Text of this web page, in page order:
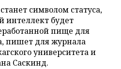
символом статуса,
интеллект будет
пище для
пишет для журнала
университета и
Саскинд.